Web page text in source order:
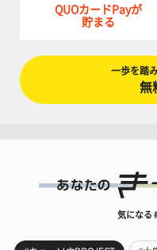
QUOカードPayが
貯まる
一歩を踏
無
気になる